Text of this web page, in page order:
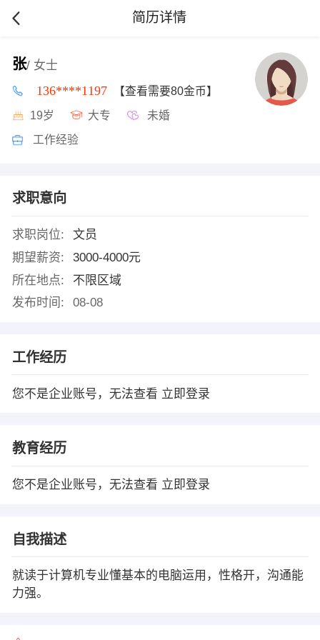
简历详情
张/ 女士
136****1197 【查看需要80金币】
19岁 大专 未婚
工作经验
求职意向
求职岗位:
文员
期望薪资:
3000-4000元
所在地点:
不限区域
发布时间:
08-08
工作经历
您不是企业账号，无法查看 立即登录
教育经历
您不是企业账号，无法查看 立即登录
自我描述
就读于计算机专业懂基本的电脑运用，性格开，沟通能
力强。